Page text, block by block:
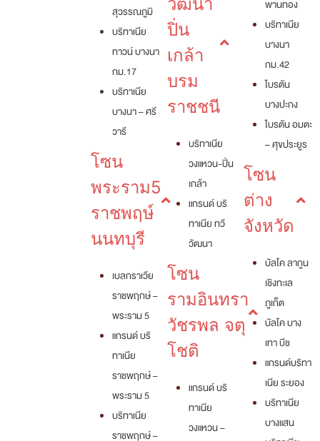
สุวรรณภูมิ
บริทาเนีย
ทาวน์ บางนา
กม.17
บริทาเนีย
บางนา – ศรี
วารี
โซน
พระราม5
ราชพฤษ์
นนทบุรี
เบลกราเวีย
ราชพฤกษ์ –
พระราม 5
แกรนด์ บริ
ทาเนีย
ราชพฤกษ์ –
พระราม 5
บริทาเนีย
ราชพฤกษ์ –
ปิ่น
เกล้า
บรม
ราชชนี
บริทาเนีย
วงแหวน-ปิ่น
เกล้า
แกรนด์ บริ
ทาเนีย ทวี
วัฒนา
โซน
รามอินทรา
วัชรพล จตุ
โชติ
แกรนด์ บริ
ทาเนีย
วงแหวน –
พานทอง
บริทาเนีย
บางนา
กม.42
ไบรตัน
บางปะกง
ไบรตัน อมตะ
– ศุขประยูร
โซน
ต่าง
จังหวัด
บัลโค ลากูน
เชิงทะเล
ภูเก็ต
บัลโค บาง
เทา บีช
แกรนด์บริทา
เนีย ระยอง
บริทาเนีย
บางแสน